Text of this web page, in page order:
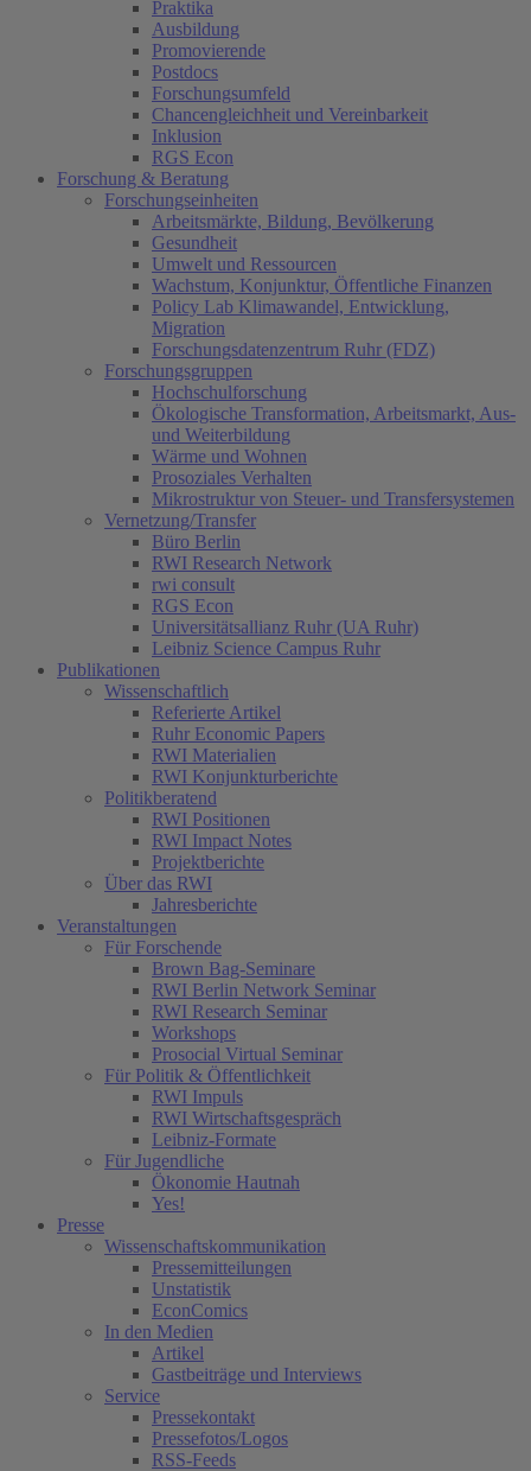
Praktika
Ausbildung
Promovierende
Postdocs
Forschungsumfeld
Chancengleichheit und Vereinbarkeit
Inklusion
RGS Econ
Forschung & Beratung
Forschungseinheiten
Arbeitsmärkte, Bildung, Bevölkerung
Gesundheit
Umwelt und Ressourcen
Wachstum, Konjunktur, Öffentliche Finanzen
Policy Lab Klimawandel, Entwicklung,
Migration
Forschungsdatenzentrum Ruhr (FDZ)
Forschungsgruppen
Hochschulforschung
Ökologische Transformation, Arbeitsmarkt, Aus-
und Weiterbildung
Wärme und Wohnen
Prosoziales Verhalten
Mikrostruktur von Steuer- und Transfersystemen
Vernetzung/Transfer
Büro Berlin
RWI Research Network
rwi consult
RGS Econ
Universitätsallianz Ruhr (UA Ruhr)
Leibniz Science Campus Ruhr
Publikationen
Wissenschaftlich
Referierte Artikel
Ruhr Economic Papers
RWI Materialien
RWI Konjunkturberichte
Politikberatend
RWI Positionen
RWI Impact Notes
Projektberichte
Über das RWI
Jahresberichte
Veranstaltungen
Für Forschende
Brown Bag-Seminare
RWI Berlin Network Seminar
RWI Research Seminar
Workshops
Prosocial Virtual Seminar
Für Politik & Öffentlichkeit
RWI Impuls
RWI Wirtschaftsgespräch
Leibniz-Formate
Für Jugendliche
Ökonomie Hautnah
Yes!
Presse
Wissenschaftskommunikation
Pressemitteilungen
Unstatistik
EconComics
In den Medien
Artikel
Gastbeiträge und Interviews
Service
Pressekontakt
Pressefotos/Logos
RSS-Feeds